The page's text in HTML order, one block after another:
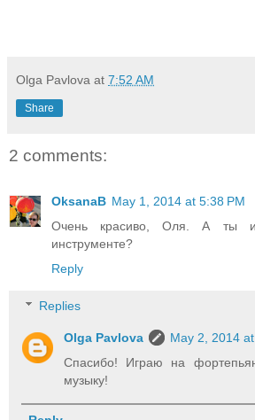
Olga Pavlova at 7:52 AM
Share
2 comments:
OksanaB May 1, 2014 at 5:38 PM
Очень красиво, Оля. А ты
инструменте?
Reply
Replies
Olga Pavlova
May 2, 2014
Спасибо! Играю на
музыку!